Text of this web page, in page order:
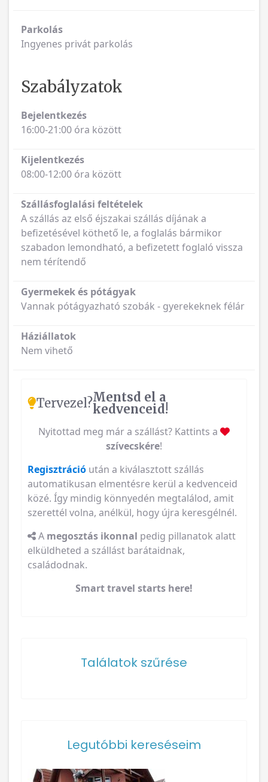
Parkolás
Ingyenes privát parkolás
Szabályzatok
Bejelentkezés
16:00-21:00 óra között
Kijelentkezés
08:00-12:00 óra között
Szállásfoglalási feltételek
A szállás az első éjszakai szállás díjának a
befizetésével köthető le, a foglalás bármikor
szabadon lemondható, a befizetett foglaló vissza
nem térítendő
Gyermekek és pótágyak
Vannak pótágyazható szobák - gyerekeknek félár
Háziállatok
Nem vihető
Tervezel?Mentsd el a
kedvenceid!
Nyitottad meg már a szállást? Kattints a
szívecskére!
Regisztráció után a kiválasztott szállás
automatikusan elmentésre kerül a kedvenceid
közé. Így mindig könnyedén megtalálod, amit
szerettél volna, anélkül, hogy újra keresgélnél.
A megosztás ikonnal pedig pillanatok alatt
elküldheted a szállást barátaidnak,
családodnak.
Smart travel starts here!
Találatok szűrése
Legutóbbi kereséseim